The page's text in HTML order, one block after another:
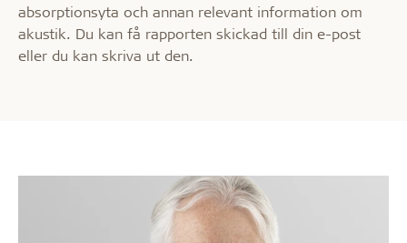
absorptionsyta och annan relevant information om
akustik. Du kan få rapporten skickad till din e-post
eller du kan skriva ut den.